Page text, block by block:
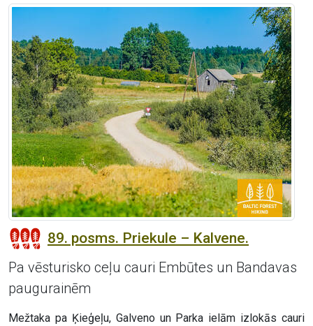
89. posms. Priekule – Kalvene.
Pa vēsturisko ceļu cauri Embūtes un Bandavas
paugurainēm
Mežtaka pa Ķieģeļu, Galveno un Parka ielām izlokās cauri